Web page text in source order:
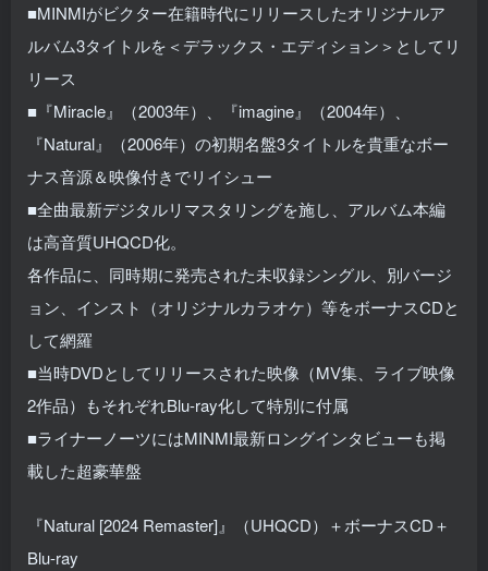
■MINMIがビクター在籍時代にリリースしたオリジナルア
ルバム3タイトルを＜デラックス・エディション＞としてリ
リース
■『Miracle』（2003年）、『imagine』（2004年）、
『Natural』（2006年）の初期名盤3タイトルを貴重なボー
ナス音源＆映像付きでリイシュー
■全曲最新デジタルリマスタリングを施し、アルバム本編
は高音質UHQCD化。
各作品に、同時期に発売された未収録シングル、別バージ
ョン、インスト（オリジナルカラオケ）等をボーナスCDと
して網羅
■当時DVDとしてリリースされた映像（MV集、ライブ映像
2作品）もそれぞれBlu-ray化して特別に付属
■ライナーノーツにはMINMI最新ロングインタビューも掲
載した超豪華盤
『Natural [2024 Remaster]』（UHQCD）＋ボーナスCD＋
Blu-ray